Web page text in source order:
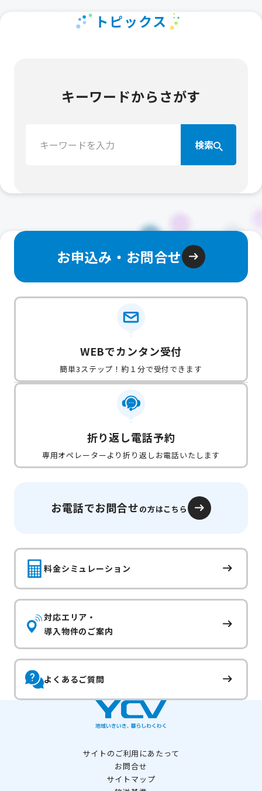
トピックス
キーワードからさがす
索：
検索
お申込み・お問合せ
WEBでカンタン受付
簡単3ステップ！約１分で受付できます
折り返し電話予約
専用オペレーターより折り返しお電話いたします
お電話でお問合せの方はこちら
料金シミュレーション
対応エリア・
導入物件のご案内
よくあるご質問
サイトのご利用にあたって
お問合せ
サイトマップ